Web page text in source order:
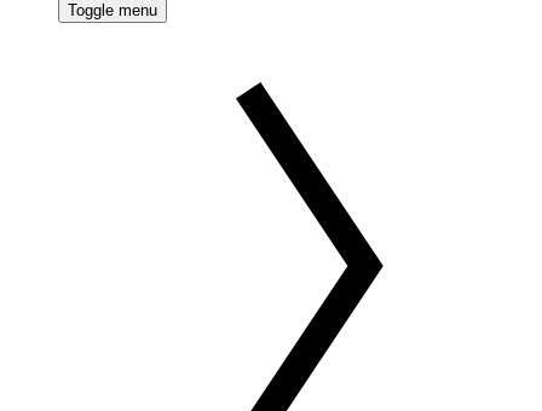
Toggle menu